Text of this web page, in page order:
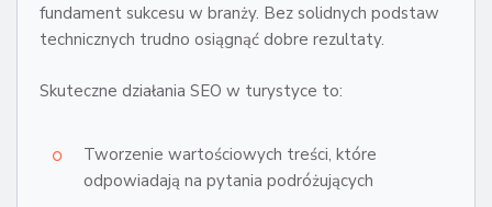
fundament sukcesu w branży. Bez solidnych podstaw
technicznych trudno osiągnąć dobre rezultaty.
Skuteczne działania SEO w turystyce to:
Tworzenie wartościowych treści, które
odpowiadają na pytania podróżujących